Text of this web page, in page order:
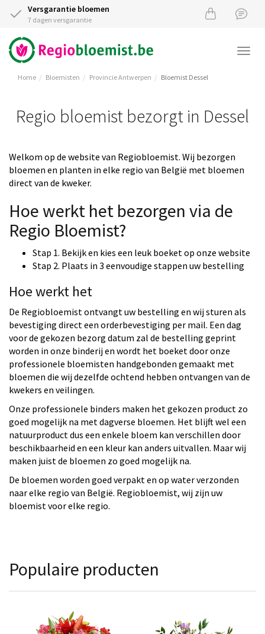
Versgarantie bloemen
7 dagen versgarantie
Home Bloemisten Provincie Antwerpen Bloemist Dessel
Regio bloemist bezorgt in Dessel
Welkom op de website van Regiobloemist. Wij bezorgen
bloemen en planten in elke regio van België met bloemen
direct van de kweker.
Hoe werkt het bezorgen via de
Regio Bloemist?
Stap 1. Bekijk en kies een leuk boeket op onze website
Stap 2. Plaats in 3 eenvoudige stappen uw bestelling
Hoe werkt het
De Regiobloemist ontvangt uw bestelling en wij sturen als
bevestiging direct een orderbevestiging per mail. Een dag
voor de gekozen bezorg datum zal de bestelling geprint
worden in onze binderij en wordt het boeket door onze
professionele bloemisten handgebonden gemaakt met
bloemen die wij dezelfde ochtend hebben ontvangen van de
kwekers en veilingen.
Onze professionele binders maken het gekozen product zo
goed mogelijk na met dagverse bloemen. Het blijft wel een
natuurproduct dus een enkele bloem kan verschillen door
beschikbaarheid en een kleur kan anders uitvallen. Maar wij
maken juist de bloemen zo goed mogelijk na.
De bloemen worden goed verpakt en op water verzonden
naar elke regio van België. Regiobloemist, wij zijn uw
bloemist voor elke regio.
Populaire producten